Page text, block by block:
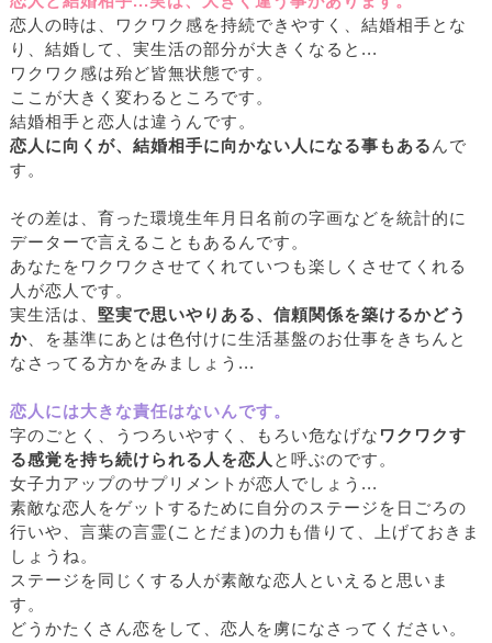
恋人の時は、ワクワク感を持続できやすく、結婚相手とな
り、結婚して、実生活の部分が大きくなると...
ワクワク感は殆ど皆無状態です。
ここが大きく変わるところです。
結婚相手と恋人は違うんです。
恋人に向くが、結婚相手に向かない人になる事もあるんで
す。
その差は、育った環境生年月日名前の字画などを統計的に
データーで言えることもあるんです。
あなたをワクワクさせてくれていつも楽しくさせてくれる
人が恋人です。
実生活は、 堅実で思いやりある、信頼関係を築けるかどう
か、を基準にあとは色付けに生活基盤のお仕事をきちんと
なさってる方かをみましょう...
恋人には大きな責任はないんです。
字のごとく、うつろいやすく、もろい危なげな ワクワクす
る感覚を持ち続けられる人を恋人 と呼ぶのです。
女子力アップのサプリメントが恋人でしょう...
素敵な恋人をゲットするために自分のステージを日ごろの
行いや、言葉の言霊(ことだま)の力も借りて、上げておきま
しょうね。
ステージを同じくする人が素敵な恋人といえると思いま
す。
どうかたくさん恋をして、恋人を虜になさってください。